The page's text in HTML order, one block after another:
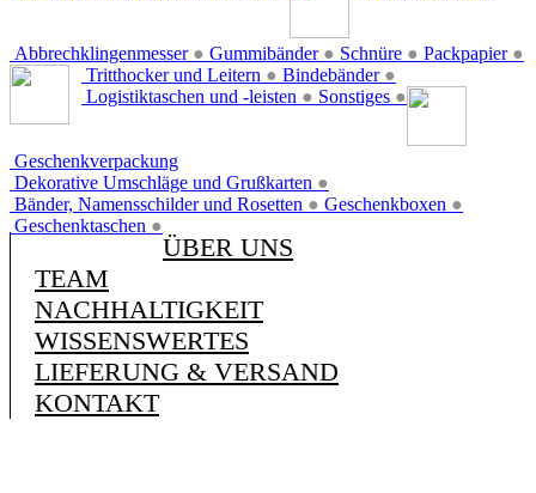
Abbrechklingenmesser ● Gummibänder ● Schnüre ● Packpapier ●
Tritthocker und Leitern ● Bindebänder ●
Logistiktaschen und -leisten ● Sonstiges ●
Geschenkverpackung
Dekorative Umschläge und Grußkarten ●
Bänder, Namensschilder und Rosetten ● Geschenkboxen ●
Geschenktaschen ●
ÜBER UNS
TEAM
NACHHALTIGKEIT
WISSENSWERTES
LIEFERUNG & VERSAND
KONTAKT